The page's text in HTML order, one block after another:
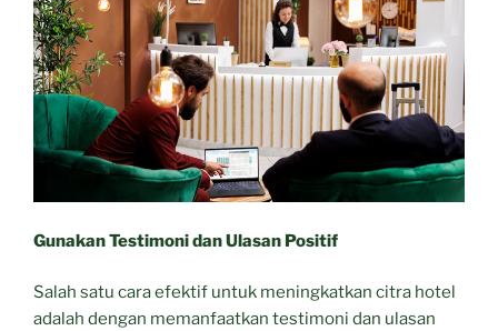
Gunakan Testimoni dan Ulasan Positif
Salah satu cara efektif untuk meningkatkan citra hotel
adalah dengan memanfaatkan testimoni dan ulasan